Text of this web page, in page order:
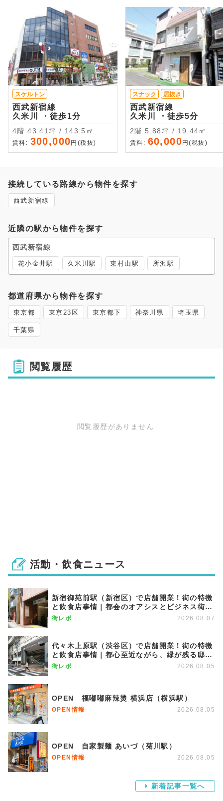
スケルトン
西武新宿線
久米川 ・徒歩1分
4階 43.41坪 / 143.5㎡
賃料: 300,000 円(税抜)
スナック 居抜き
西武新宿線
久米川 ・徒歩5分
2階 5.88坪 / 19.44㎡
賃料: 60,000 円(税抜)
接続している路線から物件を探す
西武新宿線
近隣の駅から物件を探す
西武新宿線
花小金井駅 久米川駅 東村山駅 所沢駅
都道府県から物件を探す
東京都 東京23区 東京都下 神奈川県 埼玉県
千葉県
閲覧履歴
閲覧履歴がありません
活動・飲食ニュース
新宿御苑前駅（新宿区）で店舗開業！街の特徴
と飲食店事情｜都会のオアシスとビジネス街が
調和する優雅な街
街レポ 2026.08.07
代々木上原駅（渋谷区）で店舗開業！街の特徴
と飲食店事情｜都心至近ながら、緑が残る邸宅
エリア
街レポ 2026.08.05
OPEN 福嘟嘟麻辣烫 横浜店（横浜駅）
OPEN情報 2026.08.05
OPEN 自家製麺 あいづ（菊川駅）
OPEN情報 2026.08.05
新着記事一覧へ